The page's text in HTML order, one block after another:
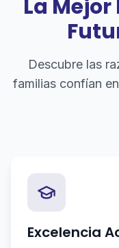
La
Descubre las
familias confían
Excelencia